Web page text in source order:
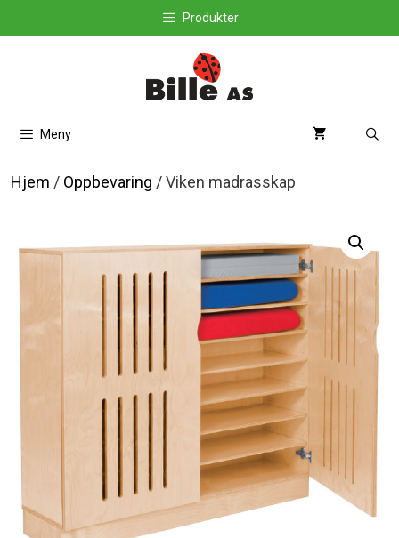
til
Produkter
Meny
Hjem / Oppbevaring / Viken madrasskap